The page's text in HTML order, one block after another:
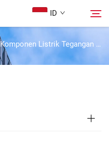
ID
Komponen Listrik Tegangan Tinggi